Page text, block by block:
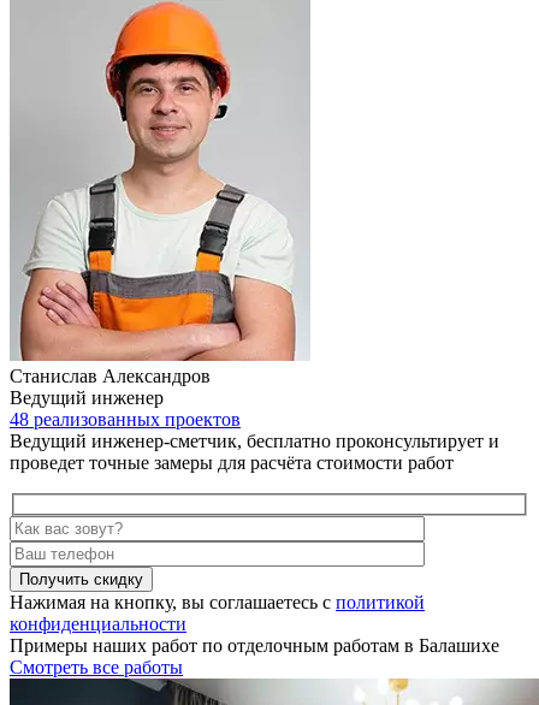
Станислав Александров
Ведущий инженер
48 реализованных проектов
Ведущий инженер-сметчик, бесплатно проконсультирует и
проведет точные замеры для расчёта стоимости работ
Получить скидку
Нажимая на кнопку, вы соглашаетесь с политикой
конфиденциальности
Примеры наших работ по отделочным работам в Балашихе
Смотреть все работы